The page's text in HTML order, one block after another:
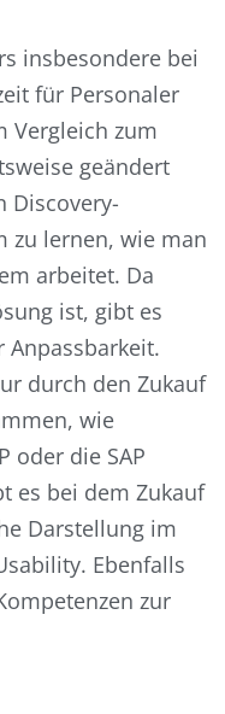
insbesondere bei
für Personaler
Vergleich zum
geändert
Discovery-
zu lernen, wie man
arbeitet. Da
ist, gibt es
Anpassbarkeit.
durch den Zukauf
wie
oder die SAP
es bei dem Zukauf
Darstellung im
Ebenfalls
zur